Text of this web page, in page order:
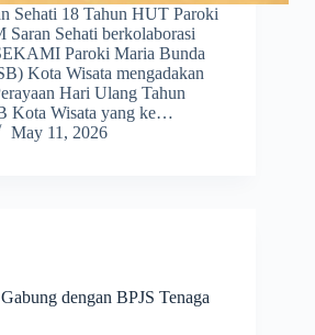
Sehati 18 Tahun HUT Paroki
Sehati berkolaborasi
Paroki Maria Bunda
Kota Wisata mengadakan
Hari Ulang Tahun
Kota Wisata yang ke…
May 11, 2026
dengan BPJS Tenaga